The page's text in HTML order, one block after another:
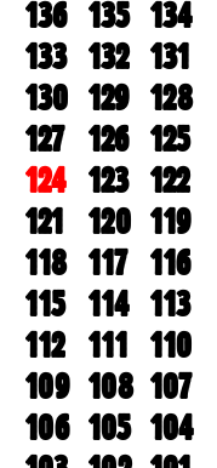
136 135 134
133 132 131
130 129 128
127 126 125
124 123 122
121
120 119
118 117 116
115 114 113
112 111 110
109 108 107
106 105 104